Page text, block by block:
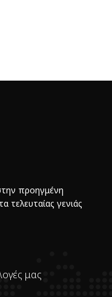
προηγμένη
τελευταίας γενιάς
μας